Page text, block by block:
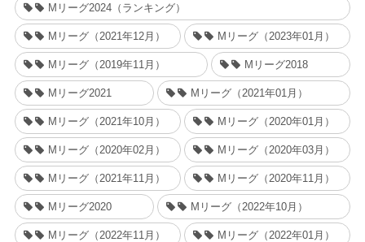
Mリーグ2024（ランキング）
Mリーグ（2021年12月） Mリーグ（2023年01月）
Mリーグ（2019年11月） Mリーグ2018
Mリーグ2021 Mリーグ（2021年01月）
Mリーグ（2021年10月） Mリーグ（2020年01月）
Mリーグ（2020年02月） Mリーグ（2020年03月）
Mリーグ（2021年11月） Mリーグ（2020年11月）
Mリーグ2020 Mリーグ（2022年10月）
Mリーグ（2022年11月） Mリーグ（2022年01月）